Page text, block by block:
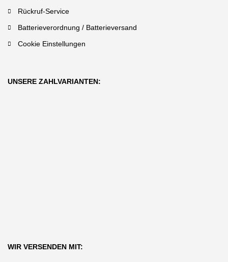
Rückruf-Service
Batterieverordnung / Batterieversand
Cookie Einstellungen
UNSERE ZAHLVARIANTEN:
WIR VERSENDEN MIT: